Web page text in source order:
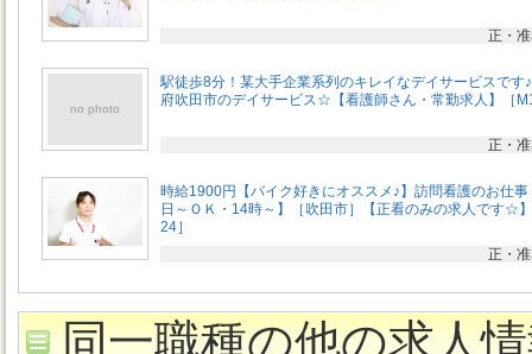
正・
no photo
駅徒歩8分！某大手企業系列のキレイなデイサービスで
府吹田市のデイサービス☆【看護師さん・常勤求人】［
正・
時給1900円【バイク好きにオススメ♪】訪問看護のお仕事
日～ＯＫ・14時～】［吹田市］【正看のみの求人です☆
24］
正・
同一職種の他の求人